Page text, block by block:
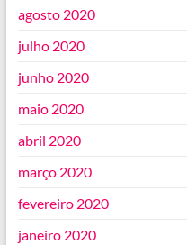
agosto 2020
julho 2020
junho 2020
maio 2020
abril 2020
março 2020
fevereiro 2020
janeiro 2020